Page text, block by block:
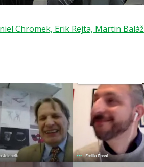
Chromek, Erik Rejta, Martin Baláž